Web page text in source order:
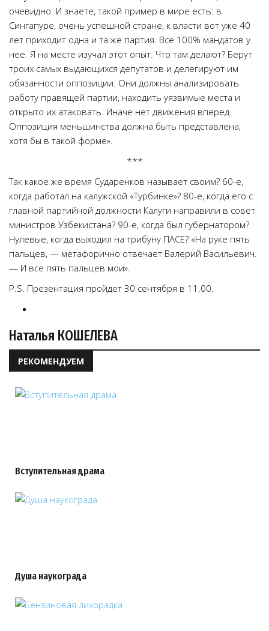
очевидно. И знаете, такой пример в мире есть: в
Сингапуре, очень успешной стране, к власти вот уже 40
лет приходит одна и та же партия. Все 100% мандатов у
нее. Я на месте изучал этот опыт. Что там делают? Берут
троих самых выдающихся депутатов и делегируют им
обязанности оппозиции. Они должны анализировать
работу правящей партии, находить уязвимые места и
открыто их атаковать. Иначе нет движения вперед.
Оппозиция меньшинства должна быть представлена,
хотя бы в такой форме».
***
Так какое же время Сударенков называет своим? 60-е,
когда работал на калужской «Турбинке»? 80-е, когда его с
главной партийной должности Калуги направили в совет
министров Узбекистана? 90-е, когда был губернатором?
Нулевые, когда выходил на трибуну ПАСЕ? «На руке пять
пальцев, — метафорично отвечает Валерий Васильевич.
— И все пять пальцев мои».
P.S. Презентация пройдет 30 сентября в 11.00.
Наталья КОШЕЛЕВА
РЕКОМЕНДУЕМ
Вступительная драма
Душа наукограда